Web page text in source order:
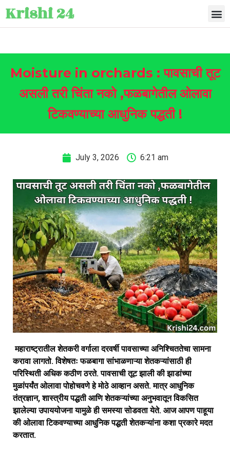
Krishi 24
Moisture in orchards : पावसाची तूट
असली तरी चिंता नको ,फळबागेतील ओलावा
टिकवण्याच्या आधुनिक पद्धती !
July 3, 2026 6:21 am
महाराष्ट्रातील शेतकरी वर्गाला दरवर्षी पावसाच्या अनिश्चिततेचा सामना
करावा लागतो. विशेषतः फळबागा सांभाळणाऱ्या शेतकऱ्यांसाठी ही
परिस्थिती अधिक कठीण ठरते. पावसाची तूट झाली की झाडांच्या
मुळांपर्यंत ओलावा पोहोचवणे हे मोठे आव्हान असते. मात्र आधुनिक
तंत्रज्ञान, शास्त्रीय पद्धती आणि शेतकऱ्यांच्या अनुभवातून विकसित
झालेल्या उपाययोजना यामुळे ही समस्या सोडवता येते. आज आपण पाहूया
की ओलावा टिकवण्याच्या आधुनिक पद्धती शेतकऱ्यांना कशा प्रकारे मदत
करतात.